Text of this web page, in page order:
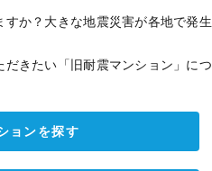
か？大きな地震災害が各地で発
きたい「旧耐震マンション」に
ョンを探す